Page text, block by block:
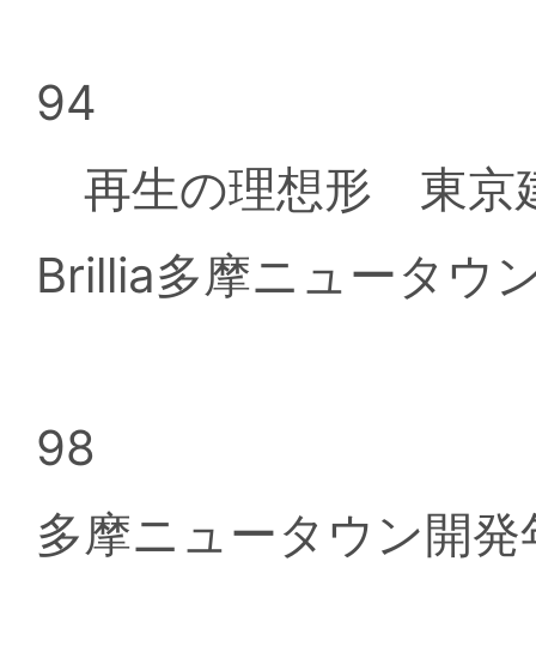
94
再生の理想形 東京
Brillia多摩ニュータウ
98
多摩ニュータウン開発